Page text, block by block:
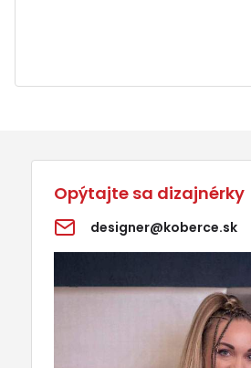
Opýtajte sa dizajnérky
designer@koberce.sk